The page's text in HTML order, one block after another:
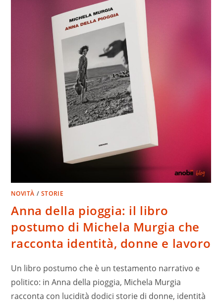
NOVITÀ / STORIE
Anna della pioggia: il libro
postumo di Michela Murgia che
racconta identità, donne e lavoro
Un libro postumo che è un testamento narrativo e
politico: in Anna della pioggia, Michela Murgia
racconta con lucidità dodici storie di donne, identità